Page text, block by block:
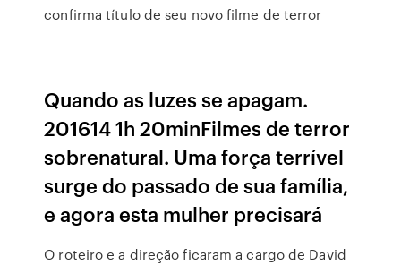
confirma título de seu novo filme de terror
Quando as luzes se apagam.
201614 1h 20minFilmes de terror
sobrenatural. Uma força terrível
surge do passado de sua família,
e agora esta mulher precisará
O roteiro e a direção ficaram a cargo de David